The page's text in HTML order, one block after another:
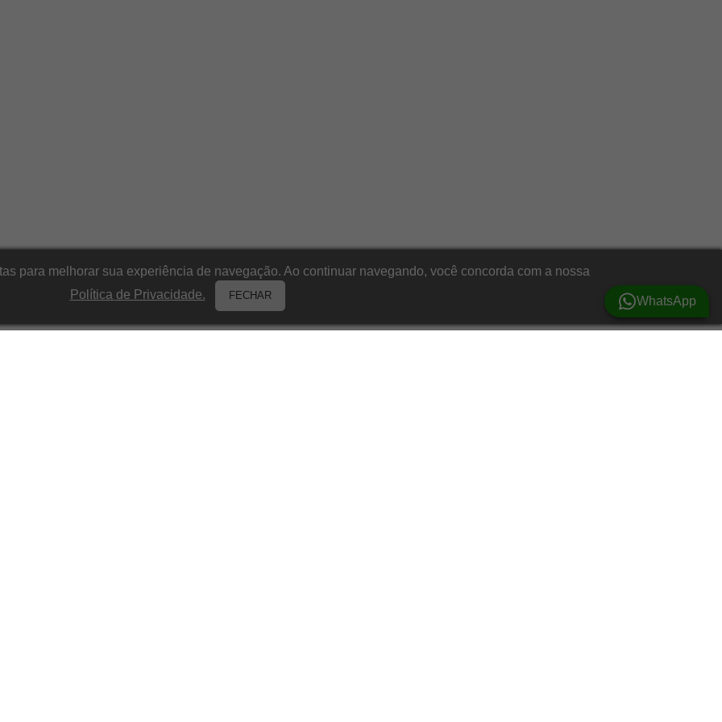
para melhorar sua experiência de navegação. Ao continuar navegando, você concorda com a nossa
Política de Privacidade.
FECHAR WhatsApp